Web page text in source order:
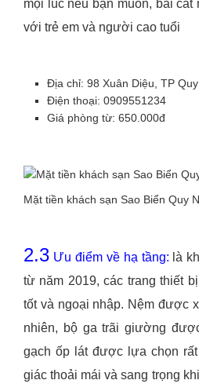
mọi lúc nếu bạn muốn, bãi
với trẻ em và người cao tuổi
Địa chỉ: 98 Xuân Diệu, TP
Điện thoại: 0909551234
Giá phòng từ: 650.000đ
Mặt tiền khách sạn Sao Biển Quy
2.3 Ưu điểm về hạ tầng: là
từ năm 2019, các trang thiết
tốt và ngoại nhập. Nệm được
nhiên, bộ ga trãi giường
gạch ốp lát được lựa chọn
giác thoải mái và sang trọng